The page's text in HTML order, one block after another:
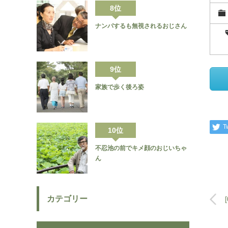
8位
ナンパするも無視されるおじさん
9位
家族で歩く後ろ姿
10位
不忍池の前でキメ顔のおじいちゃ
ん
カテゴリー